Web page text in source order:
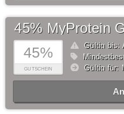
45%
GUTSCHEIN
45% MyProtein
Gültig bis:
Gültig für: